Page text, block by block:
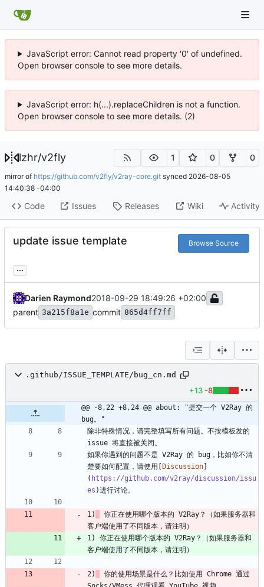
JavaScript error: Cannot read property '0' of undefined.
Open browser console to see more details.
JavaScript error: h(...).replaceChildren is not a function.
Open browser console to see more details. (2)
lzhr/v2fly 1 0 0
mirror of https://github.com/v2fly/v2ray-core.git synced 2026-08-05
14:40:38 -04:00
Code Issues Releases Wiki Activity
update issue template Browse Source
...
Darien Raymond2018-09-29 18:49:26 +02:00
parent 3a215f8a1e commit 865d4ff7ff
.github/ISSUE_TEMPLATE/bug_cn.md
+13 -8
@@ -8,22 +8,24 @@ about: "提交一个 V2Ray 的
bug。"
除非特殊情况，请完整填写所有问题。不按模板发的
如果你遇到的问题不是 V2Ray 的 bug，比如你不清
楚要如何配置，请使用[Discussion]
( https://github.com/v2ray/discussion/issu
es
1)
你正在使用哪个版本的 V2Ray？（如果服务器和
1) 你正在使用哪个版本的 V2Ray？（如果服务器和
2)
你的使用场景是什么？比如使用 Chrome 通过